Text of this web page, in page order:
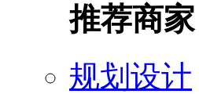
推荐商家
规划设计